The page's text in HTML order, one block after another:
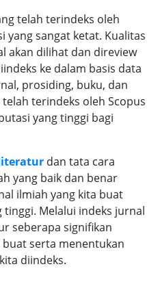
telah terindeks oleh
yang sangat ketat. Kualitas
akan dilihat dan direview
ke dalam basis data
prosiding, buku, dan
terindeks oleh Scopus
yang tinggi bagi
dan tata cara
yang baik dan benar
ilmiah yang kita buat
Melalui indeks jurnal
seberapa signifikan
serta menentukan
diindeks.